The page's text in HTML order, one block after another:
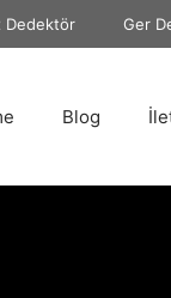
Dedektör Ger
Blog